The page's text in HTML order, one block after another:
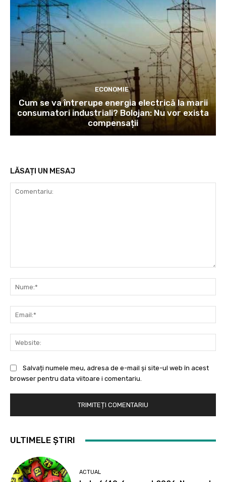
ECONOMIE
Cum se va întrerupe energia electrică la marii
consumatori industriali? Bolojan: Nu vor exista
compensații
LĂSAȚI UN MESAJ
Salvați numele meu, adresa de e-mail și site-ul web în acest
browser pentru data viitoare i comentariu.
ULTIMELE ȘTIRI
ACTUAL